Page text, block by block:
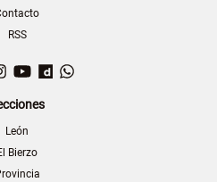
RSS
Instagram
YouTubeDailymotion
León
Bierzo